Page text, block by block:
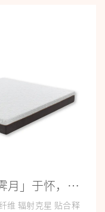
新品鉴赏丨「霁月」于怀，豁达而眠
维 辐射克星 贴合释